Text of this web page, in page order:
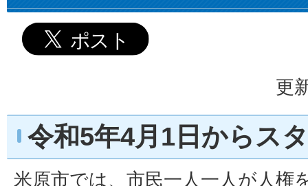
更
令和5年4月1日からス
米原市では、市民一人一人が人権